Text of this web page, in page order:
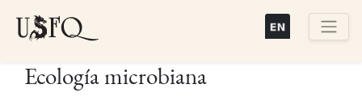
Ecología microbiana